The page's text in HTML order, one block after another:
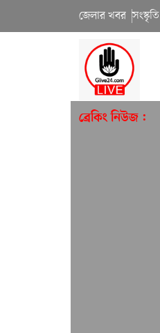
জেলার খবর সংস্কৃতি
ব্রেকিং নিউজ :